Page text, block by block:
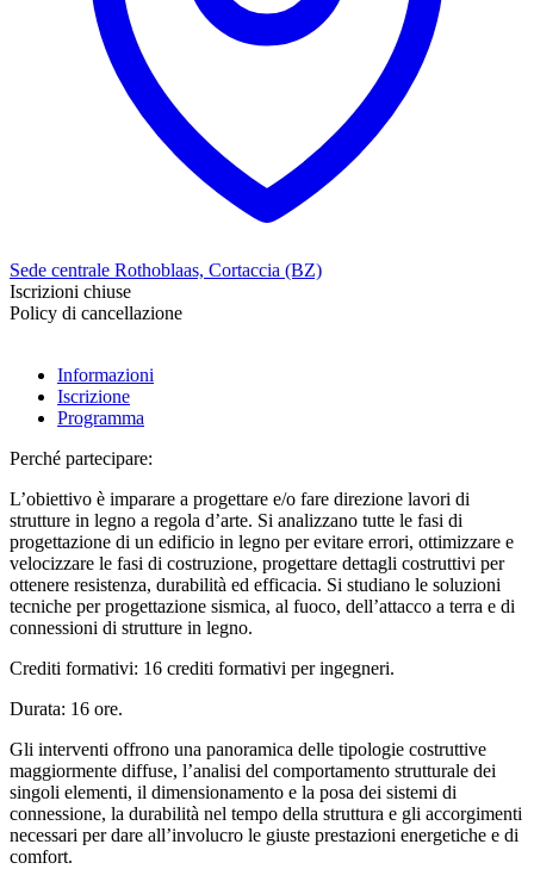
Sede centrale Rothoblaas, Cortaccia (BZ)
Iscrizioni chiuse
Policy di cancellazione
Informazioni
Iscrizione
Programma
Perché partecipare:
L’obiettivo è imparare a progettare e/o fare direzione lavori di
strutture in legno a regola d’arte. Si analizzano tutte le fasi di
progettazione di un edificio in legno per evitare errori, ottimizzare e
velocizzare le fasi di costruzione, progettare dettagli costruttivi per
ottenere resistenza, durabilità ed efficacia. Si studiano le soluzioni
tecniche per progettazione sismica, al fuoco, dell’attacco a terra e di
connessioni di strutture in legno.
Crediti formativi: 16 crediti formativi per ingegneri.
Durata: 16 ore.
Gli interventi offrono una panoramica delle tipologie costruttive
maggiormente diffuse, l’analisi del comportamento strutturale dei
singoli elementi, il dimensionamento e la posa dei sistemi di
connessione, la durabilità nel tempo della struttura e gli accorgimenti
necessari per dare all’involucro le giuste prestazioni energetiche e di
comfort.